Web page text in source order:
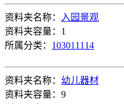
资料夹名称：
入园景观
资料夹容量：1
所属分类： 103011114
资料夹名称： 幼儿器材
资料夹容量：9